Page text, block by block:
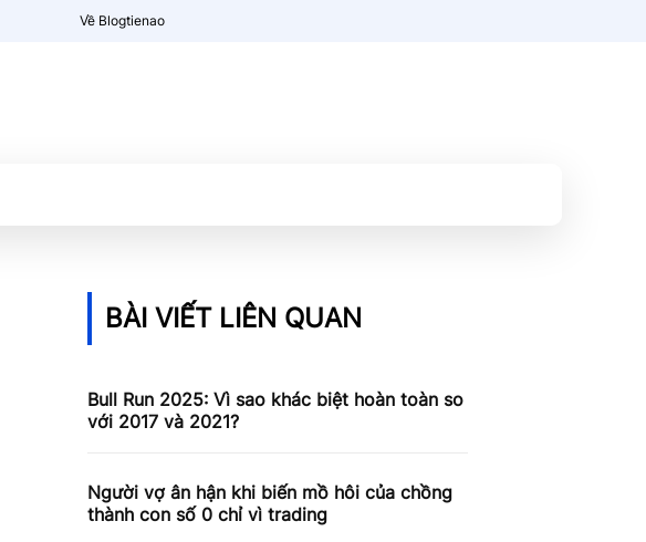
Về Blogtienao
BÀI VIẾT LIÊN QUAN
Bull Run 2025: Vì sao khác biệt hoàn toàn so
với 2017 và 2021?
Người vợ ân hận khi biến mồ hôi của chồng
thành con số 0 chỉ vì trading